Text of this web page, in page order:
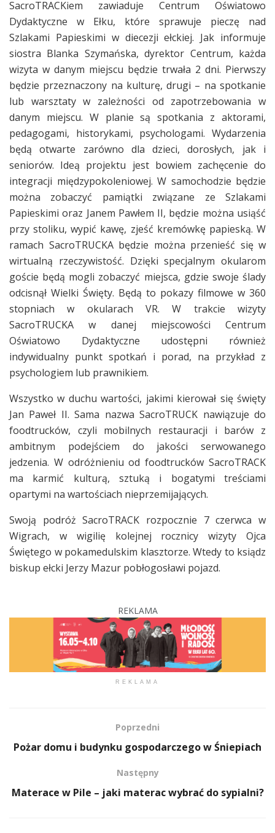
SacroTRACKiem zawiaduje Centrum Oświatowo
Dydaktyczne w Ełku, które sprawuje pieczę nad
Szlakami Papieskimi w diecezji ełckiej. Jak informuje
siostra Blanka Szymańska, dyrektor Centrum, każda
wizyta w danym miejscu będzie trwała 2 dni. Pierwszy
będzie przeznaczony na kulturę, drugi – na spotkanie
lub warsztaty w zależności od zapotrzebowania w
danym miejscu. W planie są spotkania z aktorami,
pedagogami, historykami, psychologami. Wydarzenia
będą otwarte zarówno dla dzieci, dorosłych, jak i
seniorów. Ideą projektu jest bowiem zachęcenie do
integracji międzypokoleniowej. W samochodzie będzie
można zobaczyć pamiątki związane ze Szlakami
Papieskimi oraz Janem Pawłem II, będzie można usiąść
przy stoliku, wypić kawę, zjeść kremówkę papieską. W
ramach SacroTRUCKA będzie można przenieść się w
wirtualną rzeczywistość. Dzięki specjalnym okularom
goście będą mogli zobaczyć miejsca, gdzie swoje ślady
odcisnął Wielki Święty. Będą to pokazy filmowe w 360
stopniach w okularach VR. W trakcie wizyty
SacroTRUCKA w danej miejscowości Centrum
Oświatowo Dydaktyczne udostępni również
indywidualny punkt spotkań i porad, na przykład z
psychologiem lub prawnikiem.
Wszystko w duchu wartości, jakimi kierował się święty
Jan Paweł II. Sama nazwa SacroTRUCK nawiązuje do
foodtrucków, czyli mobilnych restauracji i barów z
ambitnym podejściem do jakości serwowanego
jedzenia. W odróżnieniu od foodtrucków SacroTRACK
ma karmić kulturą, sztuką i bogatymi treściami
opartymi na wartościach nieprzemijających.
Swoją podróż SacroTRACK rozpocznie 7 czerwca w
Wigrach, w wigilię kolejnej rocznicy wizyty Ojca
Świętego w pokamedulskim klasztorze. Wtedy to ksiądz
biskup ełcki Jerzy Mazur pobłogosławi pojazd.
REKLAMA
REKLAMA
Poprzedni
Pożar domu i budynku gospodarczego w Śniepiach
Następny
Materace w Pile – jaki materac wybrać do sypialni?